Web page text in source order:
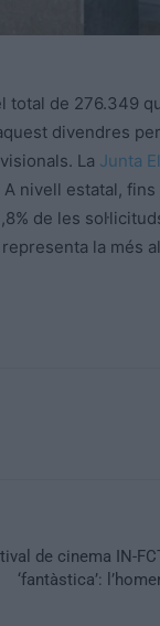
total de 276.349
divendres
La Junta
nivell estatal, fins
de les
la més
de cinema IN-
‘fantàstica’: